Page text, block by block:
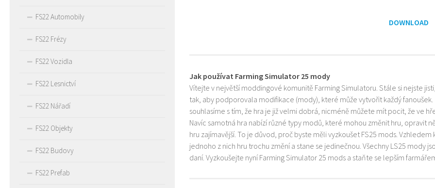
DOWNLOAD
Jak používat Farming Simulator 25 mody
Vítejte v největší moddingové komunitě Farming Simulatoru. Stále si nejste
tak, aby podporovala modifikace (mody), které může vytvořit každý
souhlasíme s tím, že hra je již velmi dobrá, nicméně můžete mít pocit, že ve
Navíc samotná hra nabízí různé typy modů, které mohou změnit hru, opravit
hru zajímavější. To je důvod, proč byste měli vyzkoušet FS25 mods.
jednoho z nich hru trochu změní a stane se jedinečnou. Všechny LS25 mody
daní. Vyzkoušejte nyní Farming Simulator 25 mods a staňte se lepším
FS22 Automobily
FS22 Frézy
FS22 Vozidla
FS22 Lesnictví
FS22 Nářadí
FS22 Objekty
FS22 Budovy
FS22 Prefab